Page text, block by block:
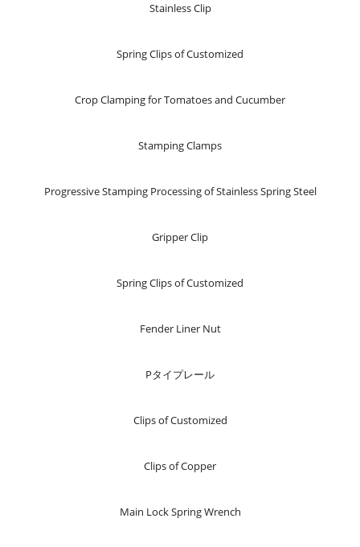
Stainless Clip
Spring Clips of Customized
Crop Clamping for Tomatoes and Cucumber
Stamping Clamps
Progressive Stamping Processing of Stainless Spring Steel
Gripper Clip
Spring Clips of Customized
Fender Liner Nut
Pタイプレール
Clips of Customized
Clips of Copper
Main Lock Spring Wrench